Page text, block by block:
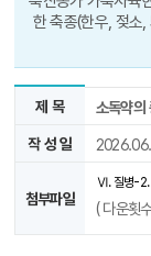
한 축종(한우, 젖소
제 목 소독약의
작 성 일
첨부파일
Ⅵ. 질병-2.
( 다운